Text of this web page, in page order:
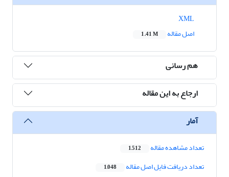
اصل مقاله
1.41 M
هم رسانی
ارجاع به این مقاله
آمار
تعداد مشاهده مقاله 1,512
تعداد دریافت فایل اصل مقاله 1,048